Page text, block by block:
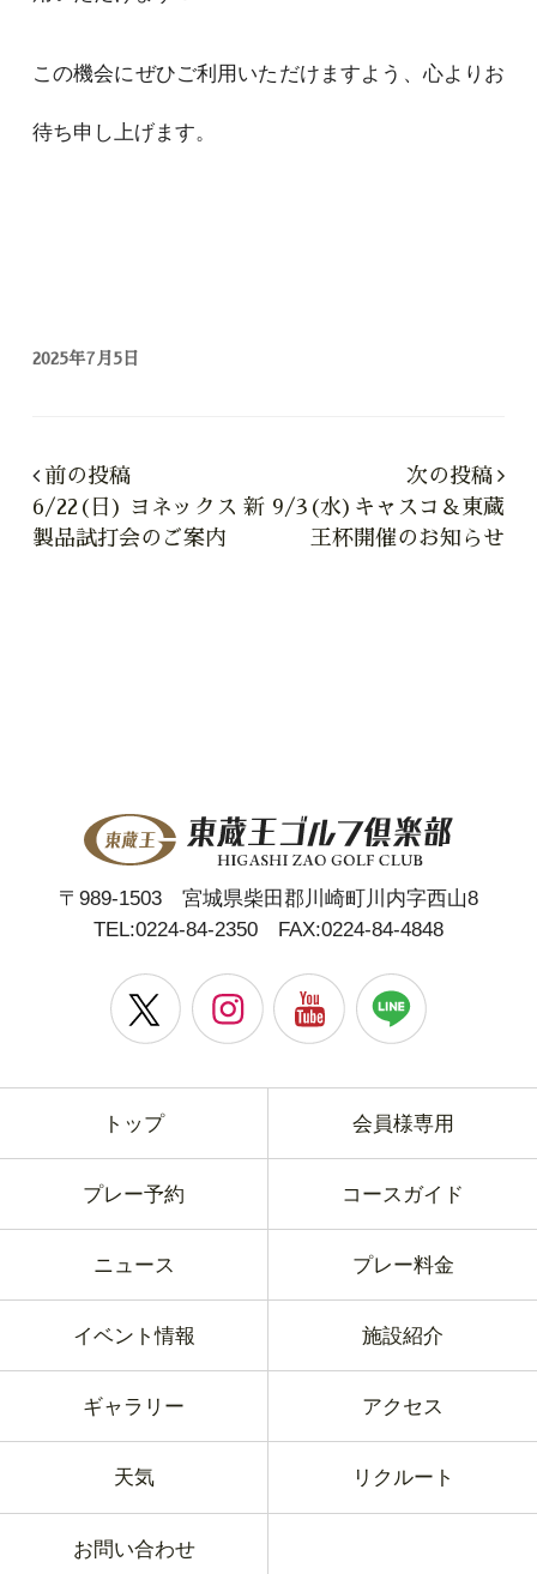
この機会にぜひご利用いただけますよう、心よりお
待ち申し上げます。
2025年7月5日
前の投稿
6/22(日) ヨネックス 新
製品試打会のご案内
次の投稿
9/3(水)キャスコ＆東蔵
王杯開催のお知らせ
〒989-1503 宮城県柴田郡川崎町川内字西山8
TEL:0224-84-2350FAX:0224-84-4848
トップ 会員様専用
プレー予約 コースガイド
ニュース プレー料金
イベント情報 施設紹介
ギャラリー アクセス
天気 リクルート
お問い合わせ